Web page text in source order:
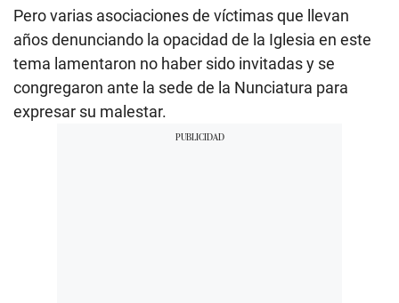
Pero varias asociaciones de víctimas que llevan
años denunciando la opacidad de la Iglesia en este
tema lamentaron no haber sido invitadas y se
congregaron ante la sede de la Nunciatura para
expresar su malestar.